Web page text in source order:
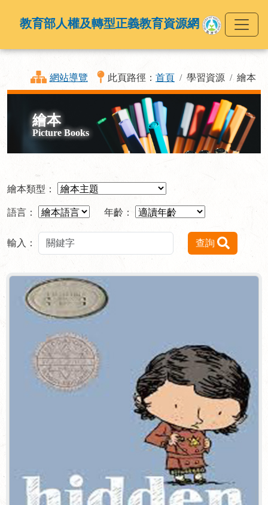
教育部人權及轉型正義教育資源網
網站導覽 此頁路徑： 首頁 學習資源 繪本
繪本
Picture Books
繪本類型：
語言： 年齡：
輸入： 查詢